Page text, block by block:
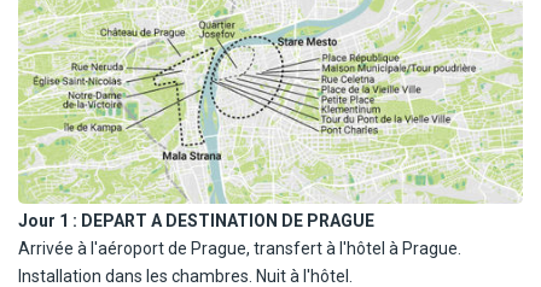
Jour 1 : DEPART A DESTINATION DE PRAGUE
Arrivée à l'aéroport de Prague, transfert à l'hôtel à Prague.
Installation dans les chambres. Nuit à l'hôtel.